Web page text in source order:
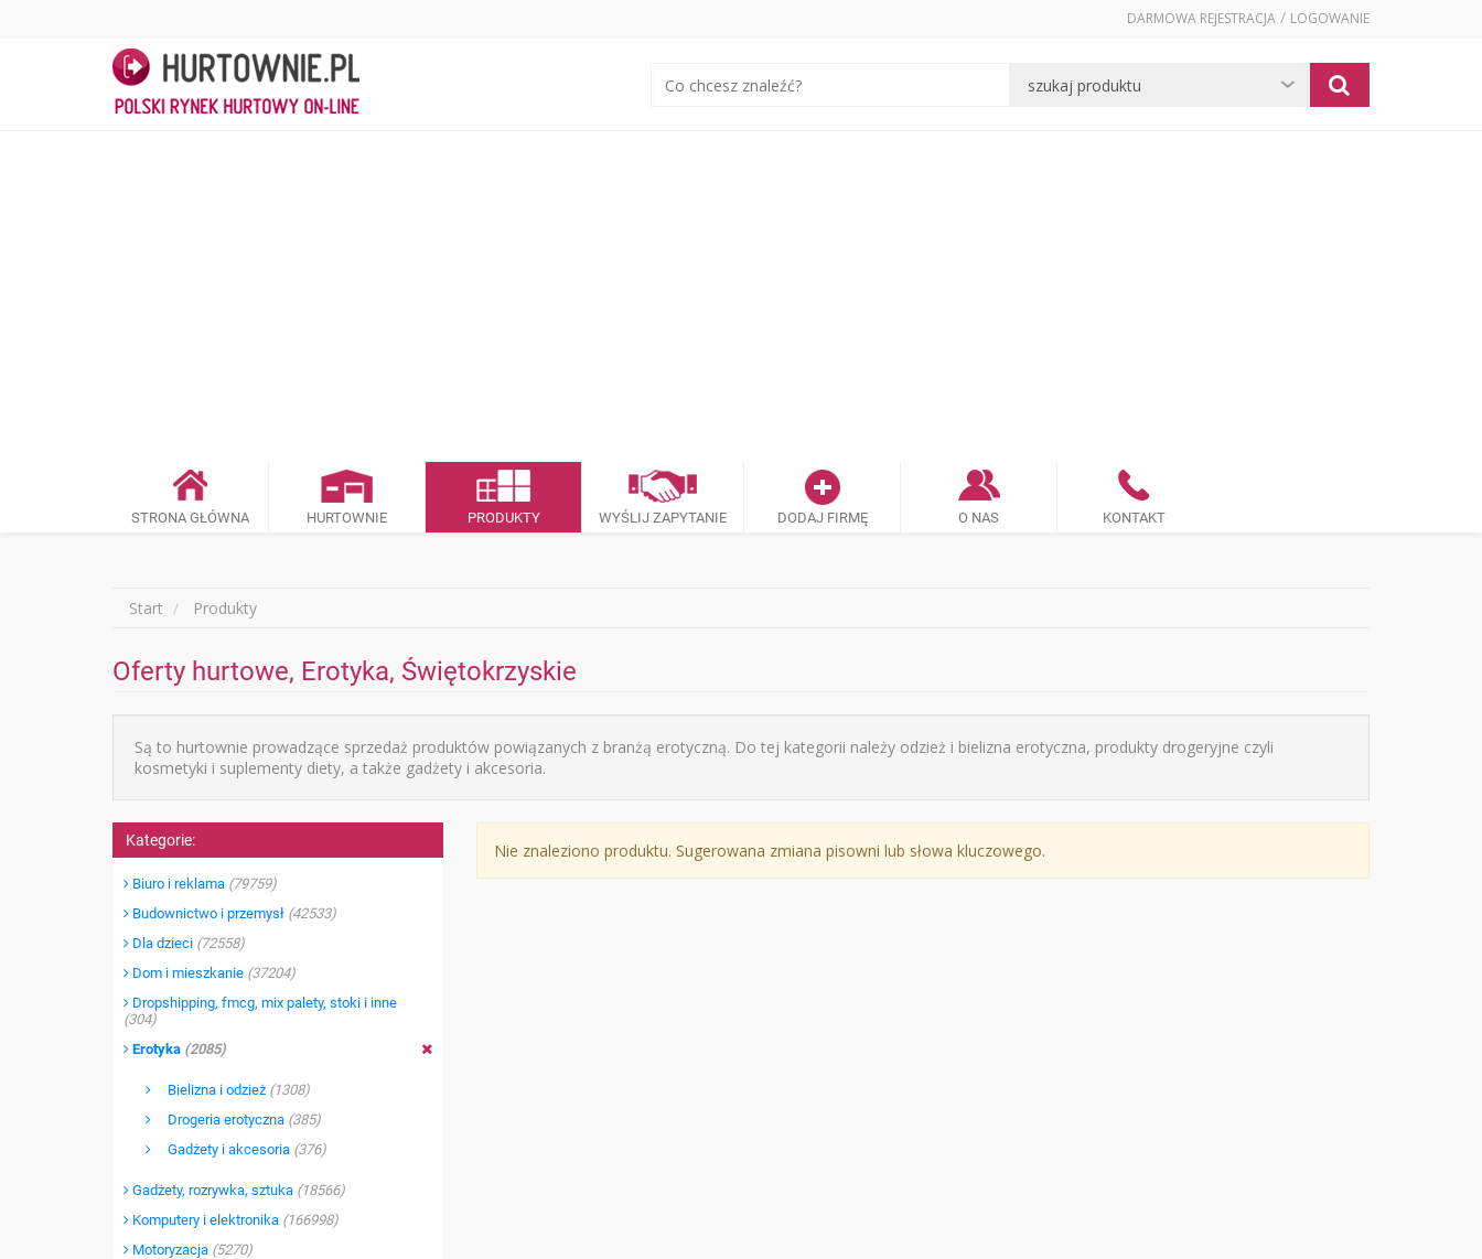
DARMOWA REJESTRACJA / LOGOWANIE
STRONA GŁÓWNA HURTOWNIE PRODUKTY WYŚLIJ ZAPYTANIE DODAJ FIRMĘ O NAS KONTAKT
Start Produkty
Oferty hurtowe, Erotyka, Świętokrzyskie
Są to hurtownie prowadzące sprzedaż produktów powiązanych z branżą erotyczną. Do tej kategorii należy odzież i bielizna erotyczna, produkty drogeryjne czyli
kosmetyki i suplementy diety, a także gadżety i akcesoria.
Kategorie:
Biuro i reklama (79759)
Budownictwo i przemysł (42533)
Dla dzieci (72558)
Dom i mieszkanie (37204)
Dropshipping, fmcg, mix palety, stoki i inne
(304)
Erotyka (2085)
Bielizna i odzież (1308)
Drogeria erotyczna (385)
Gadżety i akcesoria (376)
Gadżety, rozrywka, sztuka (18566)
Komputery i elektronika (166998)
Motoryzacja (5270)
Nie znaleziono produktu. Sugerowana zmiana pisowni lub słowa kluczowego.